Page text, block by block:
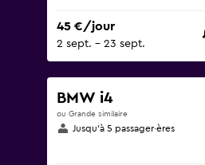
45 €/jour
2 sept. - 23 sept.
BMW i4
ou Grande similaire
Jusqu’à 5 passager·ères